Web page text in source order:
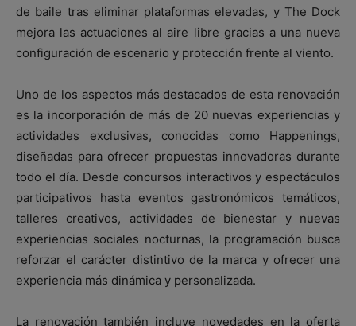
de baile tras eliminar plataformas elevadas, y The Dock
mejora las actuaciones al aire libre gracias a una nueva
configuración de escenario y protección frente al viento.
Uno de los aspectos más destacados de esta renovación
es la incorporación de más de 20 nuevas experiencias y
actividades exclusivas, conocidas como Happenings,
diseñadas para ofrecer propuestas innovadoras durante
todo el día. Desde concursos interactivos y espectáculos
participativos hasta eventos gastronómicos temáticos,
talleres creativos, actividades de bienestar y nuevas
experiencias sociales nocturnas, la programación busca
reforzar el carácter distintivo de la marca y ofrecer una
experiencia más dinámica y personalizada.
La renovación también incluye novedades en la oferta